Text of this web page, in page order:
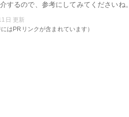
するので、参考にしてみてくださいね。
日 更新
にはPRリンクが含まれています）